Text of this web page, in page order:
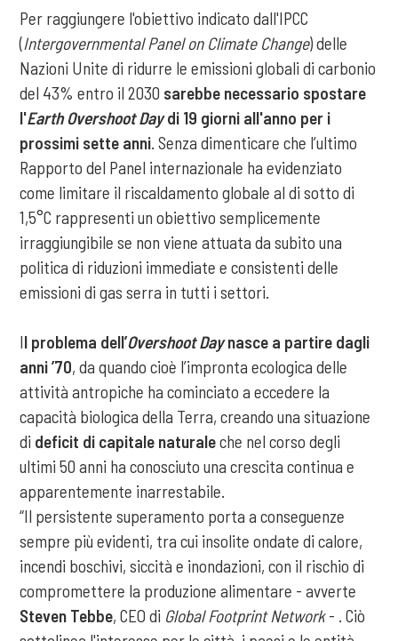
Per raggiungere l'obiettivo indicato dall'IPCC
(Intergovernmental Panel on Climate Change) delle
Nazioni Unite di ridurre le emissioni globali di carbonio
del 43% entro il 2030 sarebbe necessario spostare
l'Earth Overshoot Daydi 19 giorni all'anno per i
prossimi sette anni. Senza dimenticare che l’ultimo
Rapporto del Panel internazionale ha evidenziato
come limitare il riscaldamento globale al di sotto di
1,5°C rappresenti un obiettivo semplicemente
irraggiungibile se non viene attuata da subito una
politica di riduzioni immediate e consistenti delle
emissioni di gas serra in tutti i settori.
Il problema dell’Overshoot Daynasce a partire dagli
anni ’70, da quando cioè l’impronta ecologica delle
attività antropiche ha cominciato a eccedere la
capacità biologica della Terra, creando una situazione
di deficit di capitale naturaleche nel corso degli
ultimi 50 anni ha conosciuto una crescita continua e
apparentemente inarrestabile.
“Il persistente superamento porta a conseguenze
sempre più evidenti, tra cui insolite ondate di calore,
incendi boschivi, siccità e inondazioni, con il rischio di
compromettere la produzione alimentare - avverte
Steven Tebbe, CEO di Global Footprint Network- . Ciò